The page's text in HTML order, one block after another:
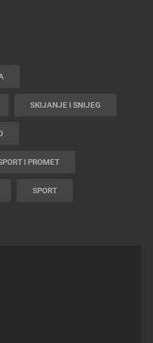
SKIJANJE I SNIJEG
I PROMET
SPORT